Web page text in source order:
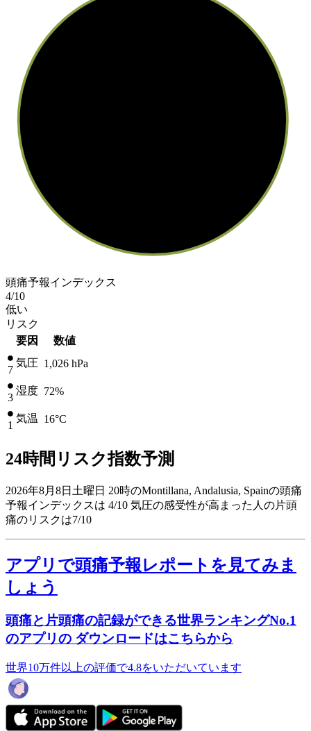
頭痛予報インデックス
4/10
低い
リスク
要因
数値
7
気圧 1,026 hPa
3
湿度 72%
1
気温 16°C
24時間リスク指数予測
2026年8月8日土曜日 20時のMontillana, Andalusia, Spainの頭痛
予報インデックスは 4/10 気圧の感受性が高まった人の片頭
痛のリスクは7/10
アプリで頭痛予報レポートを見てみま
しょう
頭痛と片頭痛の記録ができる世界ランキングNo.1
のアプリの ダウンロードはこちらから
世界10万件以上の評価で4.8をいただいています